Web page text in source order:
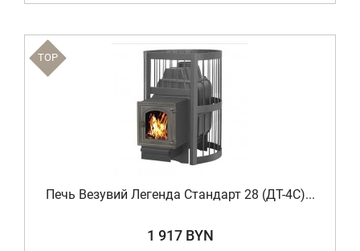
TOP
Печь Везувий Легенда Стандарт 28 (ДТ-4С)...
1 917 BYN